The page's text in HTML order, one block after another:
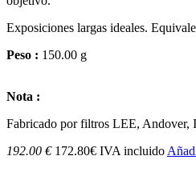
Exposiciones largas ideales.
Peso : 150.00 g
Nota :
Fabricado por filtros LEE, Andover,
192.00 € 172.80€ IVA incluido